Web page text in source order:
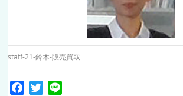
staff-21-鈴木-販売買取
Facebook
Twitter